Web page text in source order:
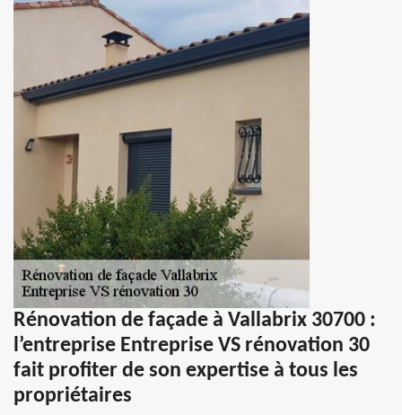
Rénovation de façade à Vallabrix 30700 :
l’entreprise Entreprise VS rénovation 30
fait profiter de son expertise à tous les
propriétaires